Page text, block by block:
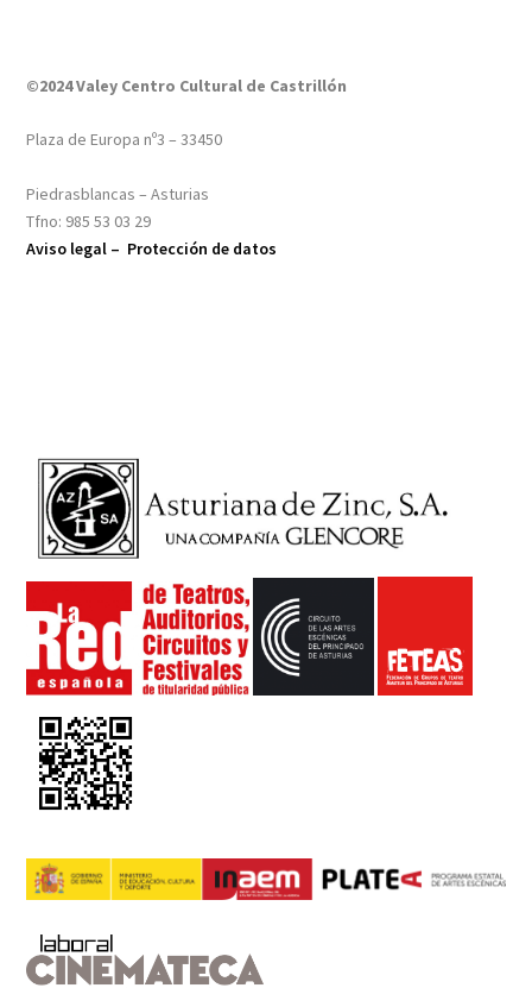
©2024 Valey Centro Cultural de Castrillón
Plaza de Europa nº3 – 33450
Piedrasblancas – Asturias
Tfno: 985 53 03 29
Aviso legal – Protección de datos